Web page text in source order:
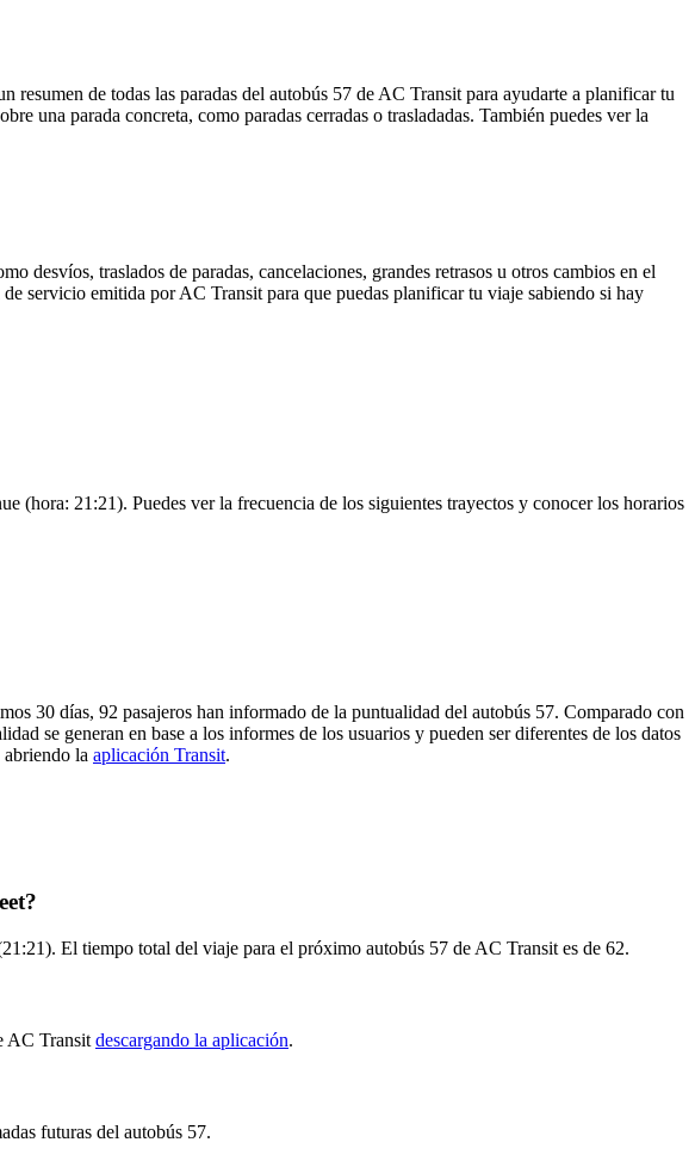
de todas las paradas del autobús 57 de AC Transit para ayudarte a planificar tu
una parada concreta, como paradas cerradas o trasladadas. También puedes ver la
desvíos, traslados de paradas, cancelaciones, grandes retrasos u otros cambios en el
servicio emitida por AC Transit para que puedas planificar tu viaje sabiendo si hay
21:21). Puedes ver la frecuencia de los siguientes trayectos y conocer los horarios
30 días, 92 pasajeros han informado de la puntualidad del autobús 57. Comparado con
se generan en base a los informes de los usuarios y pueden ser diferentes de los datos
la aplicación Transit.
El tiempo total del viaje para el próximo autobús 57 de AC Transit es de 62.
AC Transit descargando la aplicación.
futuras del autobús 57.